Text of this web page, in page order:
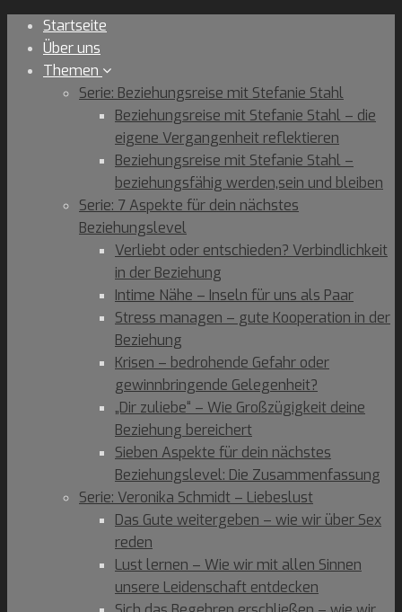
Skip
content
Startseite
Über uns
Themen
Serie: Beziehungsreise mit Stefanie Stahl
Beziehungsreise mit Stefanie Stahl – die
eigene Vergangenheit reflektieren
Beziehungsreise mit Stefanie Stahl –
beziehungsfähig werden,sein und bleiben
Serie: 7 Aspekte für dein nächstes
Beziehungslevel
Verliebt oder entschieden? Verbindlichkeit
in der Beziehung
Intime Nähe – Inseln für uns als Paar
Stress managen – gute Kooperation in der
Beziehung
Krisen – bedrohende Gefahr oder
gewinnbringende Gelegenheit?
„Dir zuliebe“ – Wie Großzügigkeit deine
Beziehung bereichert
Sieben Aspekte für dein nächstes
Beziehungslevel: Die Zusammenfassung
Serie: Veronika Schmidt – Liebeslust
Das Gute weitergeben – wie wir über Sex
reden
Lust lernen – Wie wir mit allen Sinnen
unsere Leidenschaft entdecken